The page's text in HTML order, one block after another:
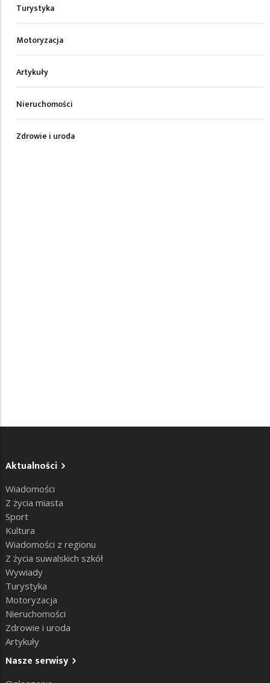
Turystyka
Motoryzacja
Artykuły
Nieruchomości
Zdrowie i uroda
Aktualności
Wiadomości
Z życia miasta
Sport
Kultura
Wiadomości z regionu
Z życia suwalskich szkół
Wywiady
Turystyka
Motoryzacja
Nieruchomości
Zdrowie i uroda
Artykuły
Nasze serwisy